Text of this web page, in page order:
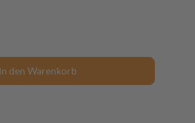
In den Warenkorb